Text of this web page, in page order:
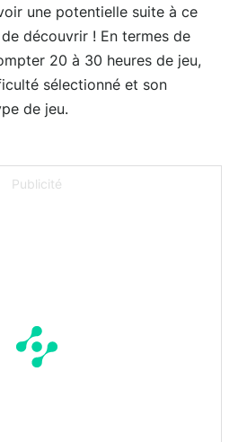
une potentielle suite à ce
découvrir ! En termes de
20 à 30 heures de jeu,
sélectionné et son
de jeu.
Publicité